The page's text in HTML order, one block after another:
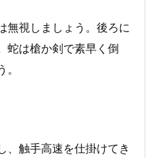
無視しましょう。後ろに
蛇は槍か剣で素早く倒
、触手高速を仕掛けてき